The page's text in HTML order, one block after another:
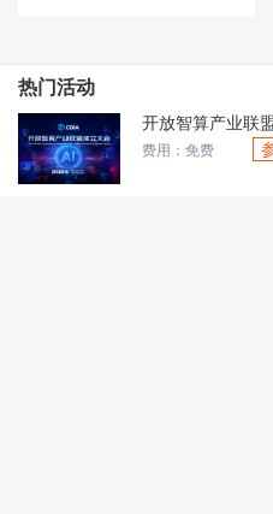
热门活动
2024（第十九届
费用：免费